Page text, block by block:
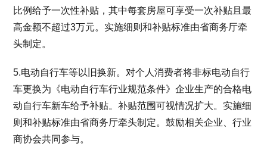
比例给予一次性补贴，其中每套房屋可享受一次补贴且最
高金额不超过3万元。实施细则和补贴标准由省商务厅牵
头制定。
5.电动自行车等以旧换新。对个人消费者将非标电动自行
车更换为《电动自行车行业规范条件》企业生产的合格电
动自行车新车给予补贴。补贴范围可视情况扩大。实施细
则和补贴标准由省商务厅牵头制定。鼓励相关企业、行业
商协会共同参与。